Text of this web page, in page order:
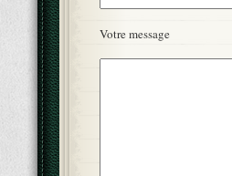
Votre message